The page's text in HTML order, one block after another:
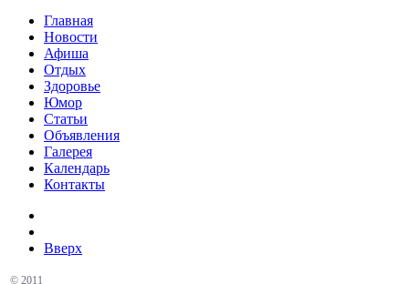
Главная
Новости
Афиша
Отдых
Здоровье
Юмор
Статьи
Объявления
Галерея
Календарь
Контакты
Вверх
© 2011